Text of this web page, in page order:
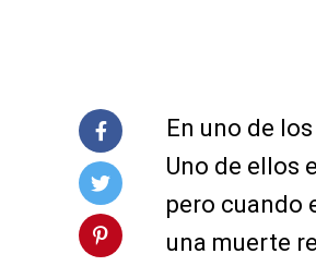
En uno de
Uno de ellos
pero cuando
una muerte